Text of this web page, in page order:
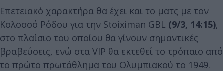
Επετειακό χαρακτήρα θα έχει και το ματς με τον
Κολοσσό Ρόδου για την Stoiximan GBL (9/3, 14:15),
στο πλαίσιο του οποίου θα γίνουν σημαντικές
βραβεύσεις, ενώ στα VIP θα εκτεθεί το τρόπαιο από
το πρώτο πρωτάθλημα του Ολυμπιακού το 1949.